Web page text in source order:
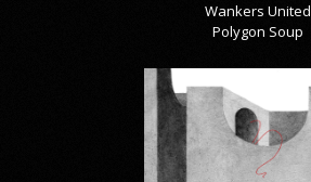
Wankers United
Polygon Soup